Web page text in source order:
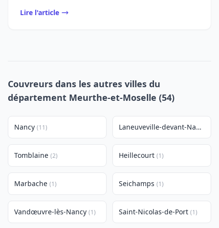
Lire l'article
Couvreurs dans les autres villes du
département Meurthe-et-Moselle (54)
Nancy (11) Laneuveville-devant-Nancy
Tomblaine (2) Heillecourt (1)
Marbache (1) Seichamps (1)
Vandœuvre-lès-Nancy (1) Saint-Nicolas-de-Port (1)